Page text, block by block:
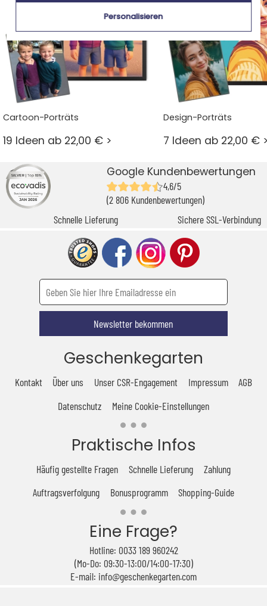
Cartoon-Porträts
19 Ideen ab 22,00 € >
Design-Porträts
7 Ideen ab 22,00 €
Google Kundenbewertungen
4,6/5
(2 806 Kundenbewertungen)
Schnelle Lieferung
Sichere SSL-Verbindung
Newsletter bekommen
Geschenkegarten
Kontakt Über uns Unser CSR-Engagement Impressum
AGB
Datenschutz
Meine Cookie-Einstellungen
Praktische Infos
Häufig gestellte Fragen Schnelle Lieferung
Zahlung
Auftragsverfolgung
Bonusprogramm Shopping-Guide
Eine Frage?
Hotline: 0033 189 960242
(Mo-Do: 09:30-13:00/14:00-17:30)
E-mail: info@geschenkegarten.com
Personalisieren